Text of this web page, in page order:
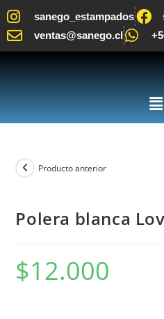
sanego_estampados
ventas@sanego.cl
Producto anterior
Polera blanca
$12.000